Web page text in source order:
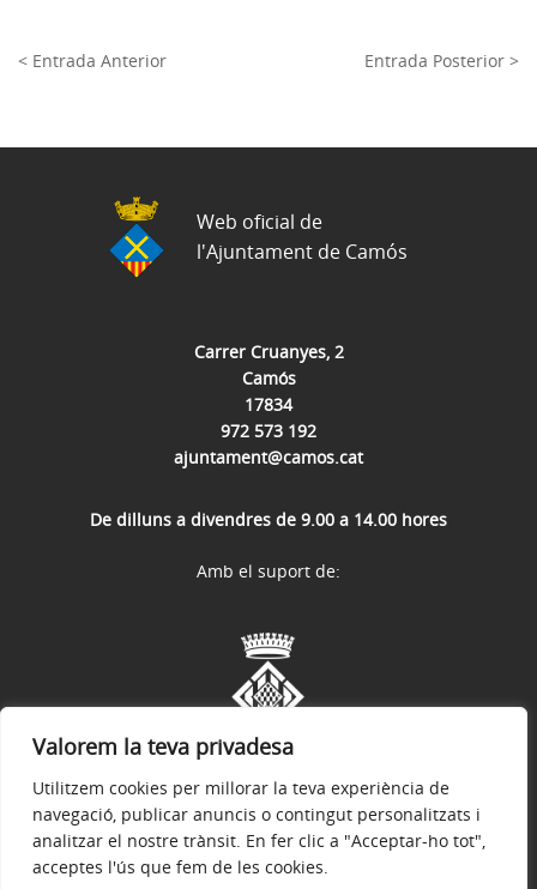
Valorem la teva privadesa
Utilitzem cookies per millorar la teva experiència de
navegació, publicar anuncis o contingut personalitzats i
analitzar el nostre trànsit. En fer clic a "Acceptar-ho tot",
acceptes l'ús que fem de les cookies.
< Entrada Anterior Entrada Posterior >
Carrer Cruanyes, 2
Camós
17834
972 573 192
ajuntament@camos.cat
De dilluns a divendres de 9.00 a 14.00 hores
Web oficial de
l'Ajuntament de Camós
Avís legal Política de privacitat
Amb el suport de: